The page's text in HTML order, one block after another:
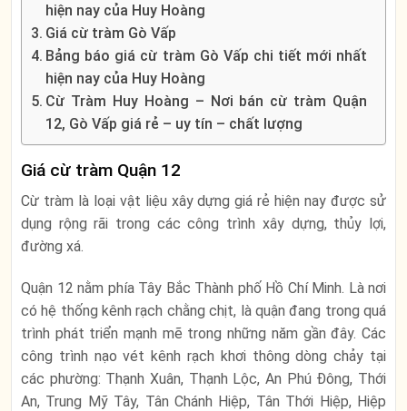
hiện nay của Huy Hoàng
Giá cừ tràm Gò Vấp
Bảng báo giá cừ tràm Gò Vấp chi tiết mới nhất
hiện nay của Huy Hoàng
Cừ Tràm Huy Hoàng – Nơi bán cừ tràm Quận
12, Gò Vấp giá rẻ – uy tín – chất lượng
Giá cừ tràm Quận 12
Cừ tràm là loại vật liệu xây dựng giá rẻ hiện nay được sử
dụng rộng rãi trong các công trình xây dựng, thủy lợi,
đường xá.
Quận 12 nằm phía Tây Bắc Thành phố Hồ Chí Minh. Là nơi
có hệ thống kênh rạch chằng chịt, là quận đang trong quá
trình phát triển mạnh mẽ trong những năm gần đây. Các
công trình nạo vét kênh rạch khơi thông dòng chảy tại
các phường: Thạnh Xuân, Thạnh Lộc, An Phú Đông, Thới
An, Trung Mỹ Tây, Tân Chánh Hiệp, Tân Thới Hiệp, Hiệp